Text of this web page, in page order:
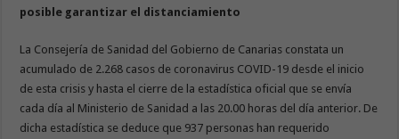
posible garantizar el distanciamiento
La Consejería de Sanidad del Gobierno de Canarias constata un
acumulado de 2.268 casos de coronavirus COVID-19 desde el inicio
de esta crisis y hasta el cierre de la estadística oficial que se envía
cada día al Ministerio de Sanidad a las 20.00 horas del día anterior. De
dicha estadística se deduce que 937 personas han requerido